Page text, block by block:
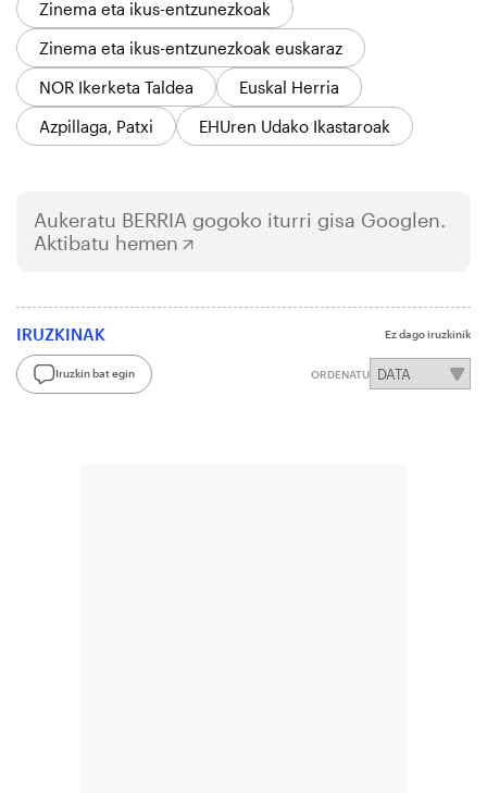
Zinema eta ikus-entzunezkoak
Zinema eta ikus-entzunezkoak euskaraz
NOR Ikerketa Taldea
Euskal Herria
Azpillaga, Patxi
EHUren Udako Ikastaroak
Aukeratu BERRIA gogoko iturri gisa Googlen.
Aktibatu hemen
IRUZKINAK Ez dago iruzkinik
Iruzkin bat egin ORDENATU